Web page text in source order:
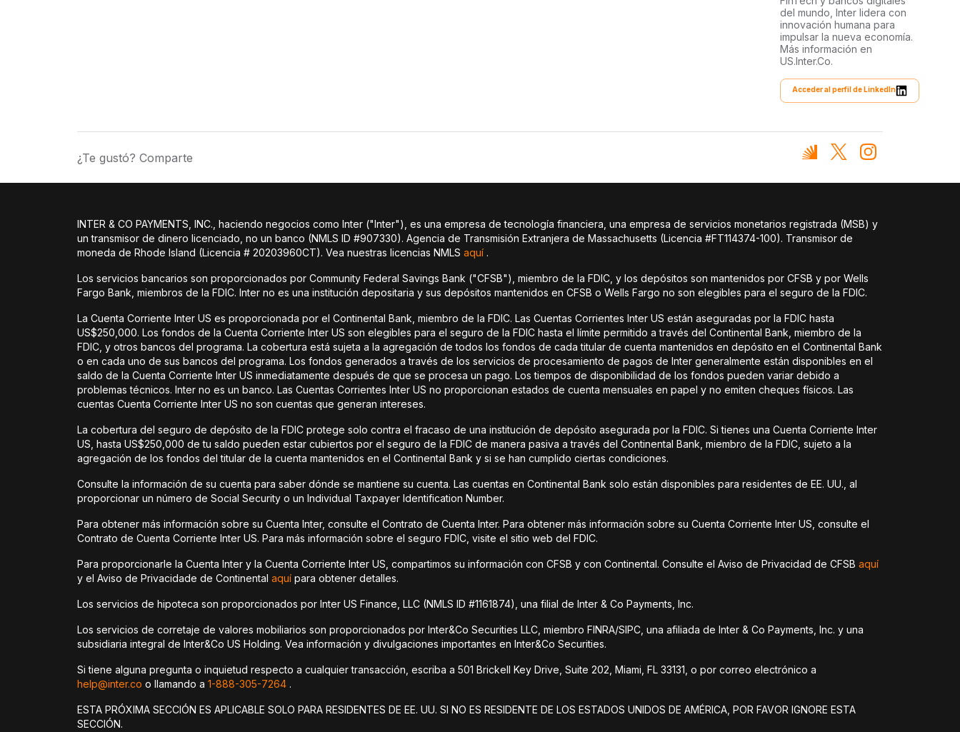
del mundo, Inter lidera con
innovación humana para
impulsar la nueva economía.
Más información en
US.Inter.Co.
Acceder al perfil de LinkedIn
¿Te gustó? Comparte
INTER & CO PAYMENTS, INC., haciendo negocios como Inter ("Inter"), es una empresa de tecnología financiera, una empresa de servicios monetarios registrada (MSB) y
un transmisor de dinero licenciado, no un banco (NMLS ID #907330). Agencia de Transmisión Extranjera de Massachusetts (Licencia #FT114374-100). Transmisor de
moneda de Rhode Island (Licencia # 20203960CT). Vea nuestras licencias NMLS aquí .
Los servicios bancarios son proporcionados por Community Federal Savings Bank ("CFSB"), miembro de la FDIC, y los depósitos son mantenidos por CFSB y por Wells
Fargo Bank, miembros de la FDIC. Inter no es una institución depositaria y sus depósitos mantenidos en CFSB o Wells Fargo no son elegibles para el seguro de la FDIC.
La Cuenta Corriente Inter US es proporcionada por el Continental Bank, miembro de la FDIC. Las Cuentas Corrientes Inter US están aseguradas por la FDIC hasta
US$250,000. Los fondos de la Cuenta Corriente Inter US son elegibles para el seguro de la FDIC hasta el límite permitido a través del Continental Bank, miembro de la
FDIC, y otros bancos del programa. La cobertura está sujeta a la agregación de todos los fondos de cada titular de cuenta mantenidos en depósito en el Continental Bank
o en cada uno de sus bancos del programa. Los fondos generados a través de los servicios de procesamiento de pagos de Inter generalmente están disponibles en el
saldo de la Cuenta Corriente Inter US inmediatamente después de que se procesa un pago. Los tiempos de disponibilidad de los fondos pueden variar debido a
problemas técnicos. Inter no es un banco. Las Cuentas Corrientes Inter US no proporcionan estados de cuenta mensuales en papel y no emiten cheques físicos. Las
cuentas Cuenta Corriente Inter US no son cuentas que generan intereses.
La cobertura del seguro de depósito de la FDIC protege solo contra el fracaso de una institución de depósito asegurada por la FDIC. Si tienes una Cuenta Corriente Inter
US, hasta US$250,000 de tu saldo pueden estar cubiertos por el seguro de la FDIC de manera pasiva a través del Continental Bank, miembro de la FDIC, sujeto a la
agregación de los fondos del titular de la cuenta mantenidos en el Continental Bank y si se han cumplido ciertas condiciones.
Consulte la información de su cuenta para saber dónde se mantiene su cuenta. Las cuentas en Continental Bank solo están disponibles para residentes de EE. UU., al
proporcionar un número de Social Security o un Individual Taxpayer Identification Number.
Para obtener más información sobre su Cuenta Inter, consulte el Contrato de Cuenta Inter. Para obtener más información sobre su Cuenta Corriente Inter US, consulte el
Contrato de Cuenta Corriente Inter US. Para más información sobre el seguro FDIC, visite el sitio web del FDIC.
Para proporcionarle la Cuenta Inter y la Cuenta Corriente Inter US, compartimos su información con CFSB y con Continental. Consulte el Aviso de Privacidad de CFSB aquí
y el Aviso de Privacidade de Continental aquí para obtener detalles.
Los servicios de hipoteca son proporcionados por Inter US Finance, LLC (NMLS ID #1161874), una filial de Inter & Co Payments, Inc.
Los servicios de corretaje de valores mobiliarios son proporcionados por Inter&Co Securities LLC, miembro FINRA/SIPC, una afiliada de Inter & Co Payments, Inc. y una
subsidiaria integral de Inter&Co US Holding. Vea información y divulgaciones importantes en Inter&Co Securities.
Si tiene alguna pregunta o inquietud respecto a cualquier transacción, escriba a 501 Brickell Key Drive, Suite 202, Miami, FL 33131, o por correo electrónico a
help@inter.co o llamando a 1-888-305-7264 .
ESTA PRÓXIMA SECCIÓN ES APLICABLE SOLO PARA RESIDENTES DE EE. UU. SI NO ES RESIDENTE DE LOS ESTADOS UNIDOS DE AMÉRICA, POR FAVOR IGNORE ESTA
SECCIÓN.